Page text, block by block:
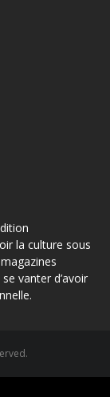
la culture sous
vanter d’avoir